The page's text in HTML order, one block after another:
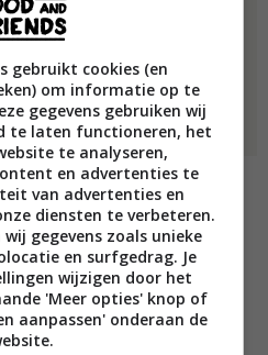
de kraan en doe ze in een
Breng aan de kook, draai
gebruikt cookies (en
om informatie op te
gegevens gebruiken wij
te laten functioneren, het
te analyseren,
en advertenties te
van advertenties en
diensten te verbeteren.
gegevens zoals unieke
en surfgedrag. Je
wijzigen door het
'Meer opties' knop of
aanpassen' onderaan de